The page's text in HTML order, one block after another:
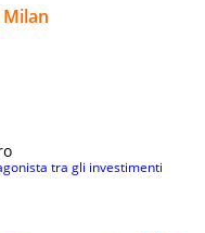
tra gli investimenti